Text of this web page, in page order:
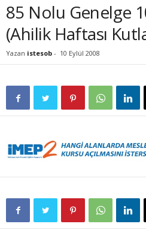
85 Nolu Genelge
(Ahilik Haftası
Yazan istesob - 10 Eylül 2008